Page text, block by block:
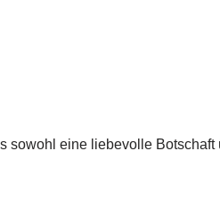
sowohl eine liebevolle Botschaft